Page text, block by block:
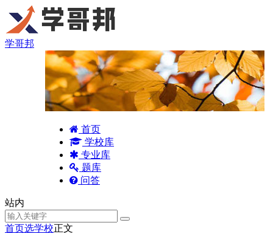
学哥邦
首页
学校库
专业库
题库
问答
站内
首页选学校正文